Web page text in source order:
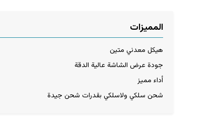
المميزات
هيكل معدني متين
جودة عرض الشاشة عالية الدقة
أداء مميز
شحن سلكي ولاسلكي بقدرات شحن جيدة